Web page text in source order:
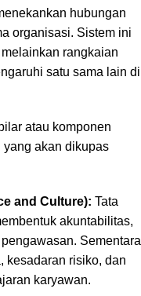
hubungan
organisasi. Sistem ini
melainkan rangkaian
satu sama lain di
atau komponen
akan dikupas
and Culture): Tata
akuntabilitas,
Sementara
kesadaran risiko, dan
karyawan.